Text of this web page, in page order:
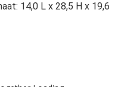
14,0 L x 28,5 H x 19,6